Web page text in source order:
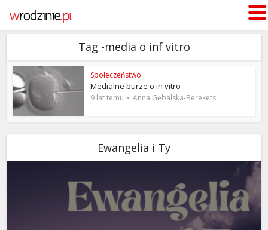
Tag -media o inf vitro
Społeczeństwo
Medialne burze o in vitro
9 lat temu Anna Gębalska-Berekets
Ewangelia i Ty